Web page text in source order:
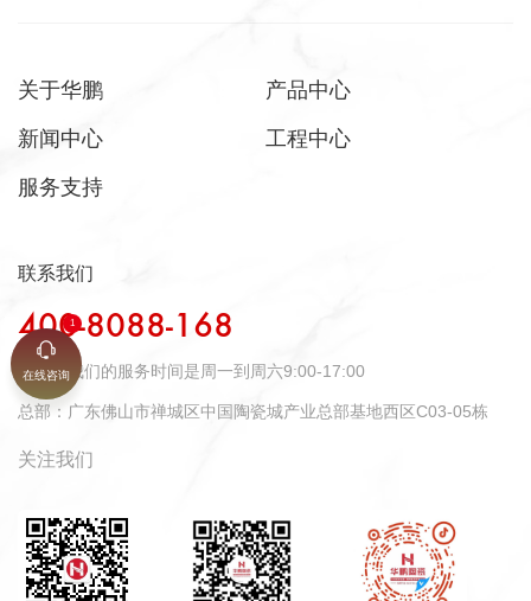
关于华鹏 产品中心
新闻中心 工程中心
服务支持
联系我们
400-8088-168
时间：我们的服务时间是周一到周六9:00-17:00
总部： 广东佛山市禅城区中国陶瓷城产业总部基地西区C03-05栋
关注我们
在线咨询